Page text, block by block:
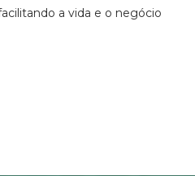
a vida e o negócio